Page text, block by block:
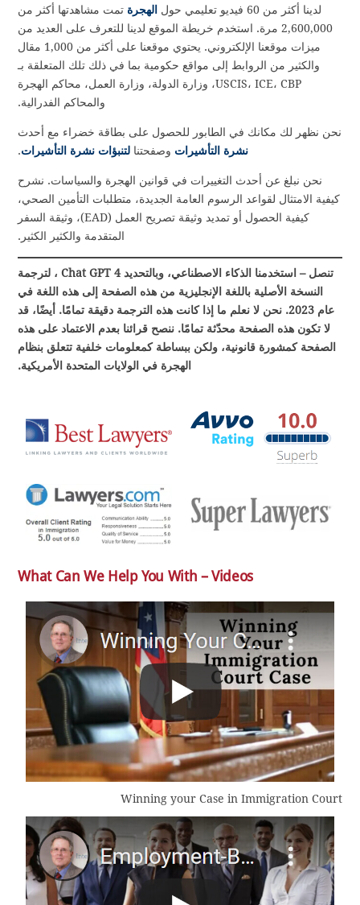
لدينا أكثر من 60 فيديو تعليمي حول الهجرة تمت مشاهدتها أكثر من
2,600,000 مرة. استخدم خريطة الموقع لدينا للتعرف على العديد من
ميزات موقعنا الإلكتروني. يحتوي موقعنا على أكثر من 1,000 مقال
والكثير من الروابط إلى مواقع حكومية بما في ذلك تلك المتعلقة بـ
USCIS، ICE، CBP، وزارة الدولة، وزارة العمل، محاكم الهجرة
والمحاكم الفدرالية.
نحن نظهر لك مكانك في الطابور للحصول على بطاقة خضراء مع أحدث
نشرة التأشيرات وصفحتنا لتنبؤات نشرة التأشيرات.
نحن نبلغ عن أحدث التغييرات في قوانين الهجرة والسياسات. نشرح
كيفية الامتثال لقواعد الرسوم العامة الجديدة، متطلبات التأمين الصحي،
كيفية الحصول أو تمديد وثيقة تصريح العمل (EAD)، وثيقة السفر
المتقدمة والكثير الكثير.
تنصل – استخدمنا الذكاء الاصطناعي، وبالتحديد Chat GPT 4 ، لترجمة
النسخة الأصلية باللغة الإنجليزية من هذه الصفحة إلى هذه اللغة في
عام 2023. نحن لا نعلم ما إذا كانت هذه الترجمة دقيقة تمامًا. أيضًا، قد
لا تكون هذه الصفحة محدّثة تمامًا. ننصح قرائنا بعدم الاعتماد على هذه
الصفحة كمشورة قانونية، ولكن ببساطة كمعلومات خلفية تتعلق بنظام
الهجرة في الولايات المتحدة الأمريكية.
What Can We Help You With – Videos
Winning your Case in Immigration Court